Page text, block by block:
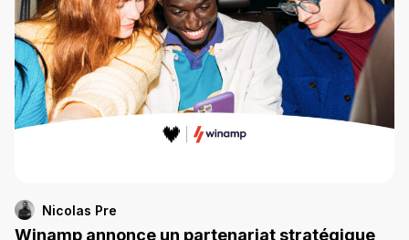
Nicolas Pre
Winamp annonce un partenariat stratégique